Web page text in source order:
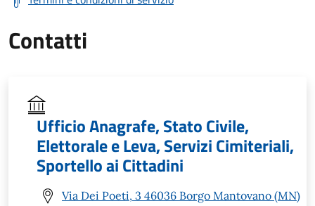
Contatti
Ufficio Anagrafe, Stato Civile,
Elettorale e Leva, Servizi Cimiteriali,
Sportello ai Cittadini
Via Dei Poeti, 3 46036 Borgo Mantovano (MN)